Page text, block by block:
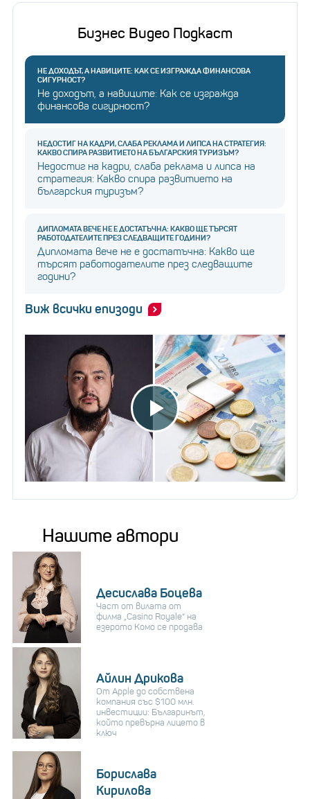
Бизнес Видео Подкаст
НЕ ДОХОДЪТ, А НАВИЦИТЕ: КАК СЕ ИЗГРАЖДА ФИНАНСОВА
СИГУРНОСТ?
Не доходът, а навиците: Как се изгражда
финансова сигурност?
НЕДОСТИГ НА КАДРИ, СЛАБА РЕКЛАМА И ЛИПСА НА СТРАТЕГИЯ:
КАКВО СПИРА РАЗВИТИЕТО НА БЪЛГАРСКИЯ ТУРИЗЪМ?
Недостиг на кадри, слаба реклама и липса на
стратегия: Какво спира развитието на
българския туризъм?
ДИПЛОМАТА ВЕЧЕ НЕ Е ДОСТАТЪЧНА: КАКВО ЩЕ ТЪРСЯТ
РАБОТОДАТЕЛИТЕ ПРЕЗ СЛЕДВАЩИТЕ ГОДИНИ?
Дипломата вече не е достатъчна: Какво ще
търсят работодателите през следващите
години?
Виж всички епизоди
Нашите автори
Десислава Боцева
Част от вилата от
филма „Casino Royale“ на
езерото Комо се продава
Айлин Дрикова
От Apple до собствена
компания със $100 млн.
инвестиции: Българинът,
който превърна лицето в
ключ
Борислава
Кирилова